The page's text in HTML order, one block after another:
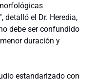
detalló el Dr. Heredia,
debe ser confundido
duración y
estandarizado con